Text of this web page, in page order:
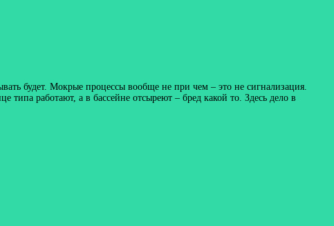
будет. Мокрые процессы вообще не при чем – это не сигнализация.
работают, а в бассейне отсыреют – бред какой то. Здесь дело в